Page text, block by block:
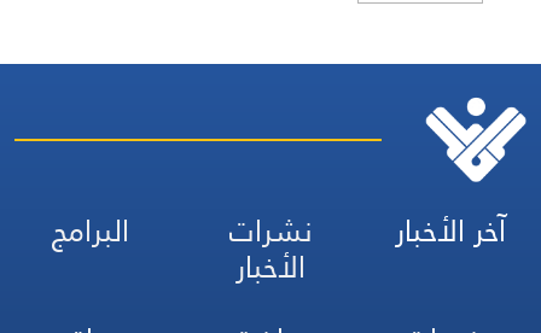
آخر الأخبار نشرات
الأخبار
البرامج